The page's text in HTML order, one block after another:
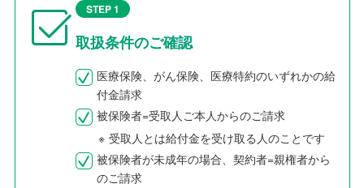
STEP 1
取扱条件のご確認
医療保険、がん保険、医療特約のいずれかの給
付金請求
被保険者=受取人ご本人からのご請求
※ 受取人とは給付金を受け取る人のことです
被保険者が未成年の場合、契約者=親権者から
のご請求